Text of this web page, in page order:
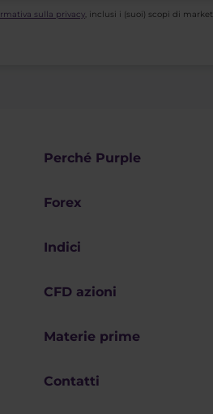
sulla privacy, inclusi i (suoi) scopi di
Perché Purple
Forex
Indici
CFD azioni
Materie prime
Contatti